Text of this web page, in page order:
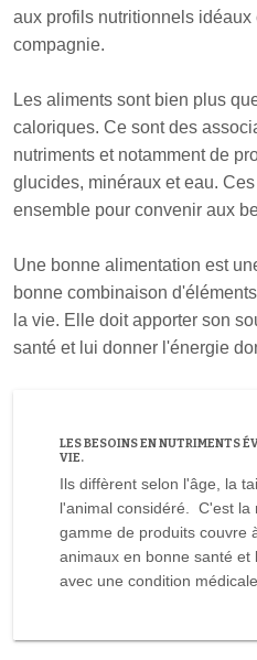
aux profils nutritionnels
compagnie.
Les aliments sont bien plus
caloriques. Ce sont des
nutriments et notamment de
glucides, minéraux et eau.
ensemble pour convenir aux
Une bonne alimentation est
bonne combinaison
la vie. Elle doit apporter son
santé et lui donner l'énergie
LES BESOINS EN NUTRIMENTS
VIE.
Ils diffèrent selon l'âge, la
l'animal considéré. C'est la
gamme de produits couvre
animaux en bonne santé et
avec une condition